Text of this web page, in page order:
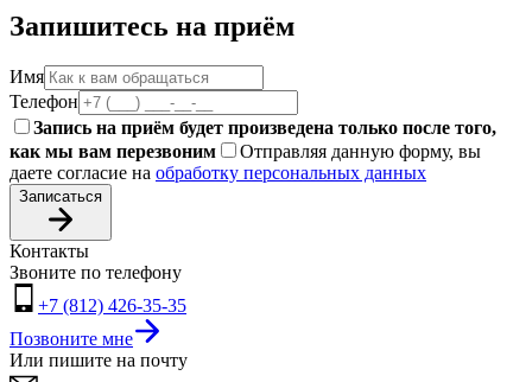
Запишитесь на приём
Имя
Телефон
Запись на приём будет произведена только после того,
как мы вам перезвоним
Отправляя данную форму, вы
даете согласие на обработку персональных данных
Записаться
Контакты
Звоните по телефону
+7 (812) 426-35-35
Позвоните мне
Или пишите на почту